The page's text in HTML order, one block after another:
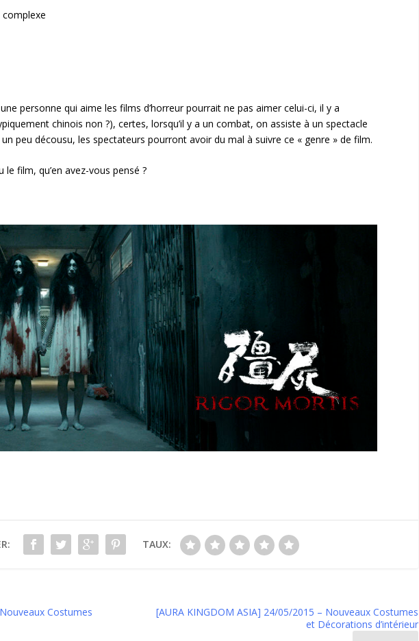
personne qui aime les films d’horreur pourrait ne pas aimer celui-ci, il y a
chinois non ?), certes, lorsqu’il y a un combat, on assiste à un spectacle
peu décousu, les spectateurs pourront avoir du mal à suivre ce « genre » de film.
film, qu’en avez-vous pensé ?
TAUX:
Costumes
[AURA KINGDOM ASIA] 24/05/2015 – Nouveaux Costumes
et Décorations d’intérieur